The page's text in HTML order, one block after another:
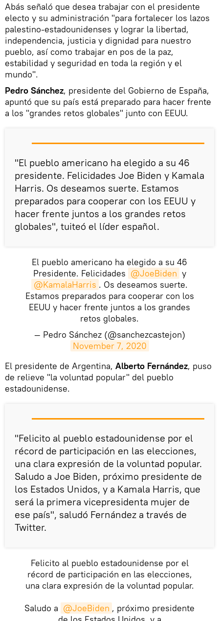
Abás señaló que desea trabajar con el presidente
electo y su administración "para fortalecer los lazos
palestino-estadounidenses y lograr la libertad,
independencia, justicia y dignidad para nuestro
pueblo, así como trabajar en pos de la paz,
estabilidad y seguridad en toda la región y el
mundo".
​Pedro Sánchez, presidente del Gobierno de España,
apuntó que su país está preparado para hacer frente
a los "grandes retos globales" junto con EEUU.
"El pueblo americano ha elegido a su 46
presidente. Felicidades Joe Biden y Kamala
Harris. Os deseamos suerte. Estamos
preparados para cooperar con los EEUU y
hacer frente juntos a los grandes retos
globales", tuiteó el líder español.
El pueblo americano ha elegido a su 46
Presidente. Felicidades @JoeBiden y
@KamalaHarris . Os deseamos suerte.
Estamos preparados para cooperar con los
EEUU y hacer frente juntos a los grandes
retos globales.
— Pedro Sánchez (@sanchezcastejon)
November 7, 2020
​El presidente de Argentina, Alberto Fernández, puso
de relieve "la voluntad popular" del pueblo
estadounidense.
"Felicito al pueblo estadounidense por el
récord de participación en las elecciones,
una clara expresión de la voluntad popular.
Saludo a Joe Biden, próximo presidente de
los Estados Unidos, y a Kamala Harris, que
será la primera vicepresidenta mujer de
ese país", saludó Fernández a través de
Twitter.
Felicito al pueblo estadounidense por el
récord de participación en las elecciones,
una clara expresión de la voluntad popular.
Saludo a @JoeBiden , próximo presidente